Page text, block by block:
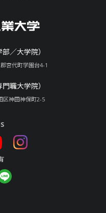
／大学院）
宮代町学園台4-1
職大学院）
区神田神保町2-5